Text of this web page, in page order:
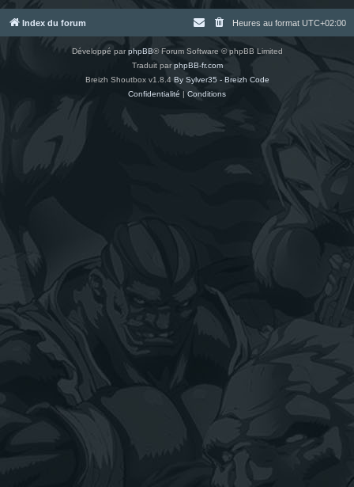
r
Index du forum Heures au format UTC+02:00
Développé parphpBB® Forum Software © phpBB Limited
Traduit parphpBB-fr.com
Breizh Shoutbox v1.8.4 By Sylver35 - Breizh Code
Confidentialité | Conditions